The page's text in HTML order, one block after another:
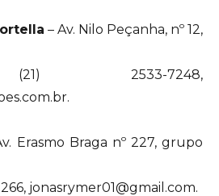
– Av. Nilo Peçanha, nº 12,
2533-7248,
Erasmo Braga nº 227, grupo
jonasrymer01@gmail.com.